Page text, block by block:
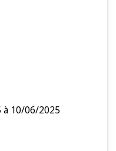
10/06/2025